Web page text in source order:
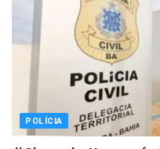
POLÍCIA